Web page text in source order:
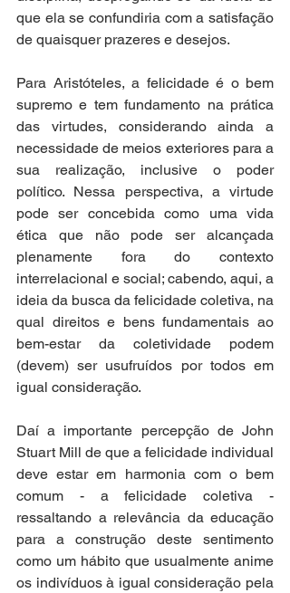
que ela se confundiria com a satisfação
de quaisquer prazeres e desejos.
Para Aristóteles, a felicidade é o bem
supremo e tem fundamento na prática
das virtudes, considerando ainda a
necessidade de meios exteriores para a
sua realização, inclusive o poder
político. Nessa perspectiva, a virtude
pode ser concebida como uma vida
ética que não pode ser alcançada
plenamente fora do contexto
interrelacional e social; cabendo, aqui, a
ideia da busca da felicidade coletiva, na
qual direitos e bens fundamentais ao
bem-estar da coletividade podem
(devem) ser usufruídos por todos em
igual consideração.
Daí a importante percepção de John
Stuart Mill de que a felicidade individual
deve estar em harmonia com o bem
comum - a felicidade coletiva -
ressaltando a relevância da educação
para a construção deste sentimento
como um hábito que usualmente anime
os indivíduos à igual consideração pela